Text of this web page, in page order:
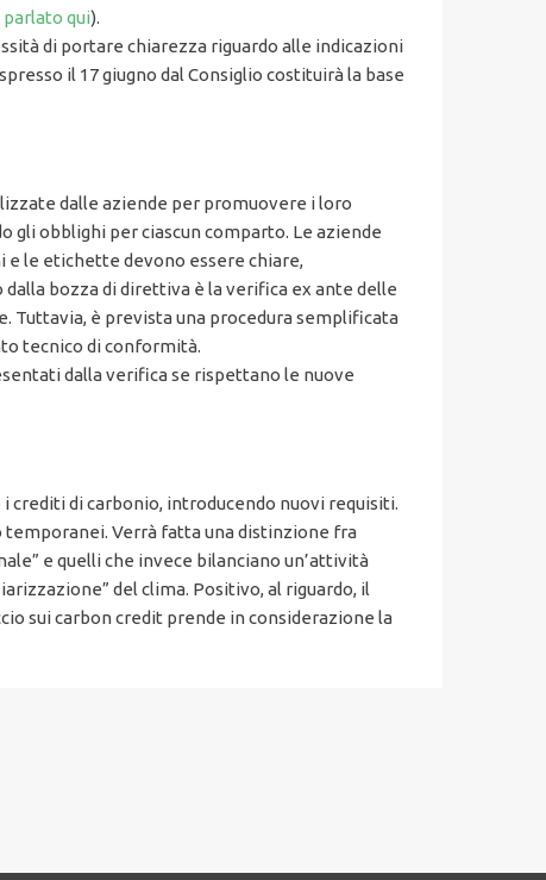
parlato qui).
di portare chiarezza riguardo alle indicazioni
il 17 giugno dal Consiglio costituirà la base
dalle aziende per promuovere i loro
obblighi per ciascun comparto. Le aziende
le etichette devono essere chiare,
bozza di direttiva è la verifica ex ante delle
Tuttavia, è prevista una procedura semplificata
tecnico di conformità.
dalla verifica se rispettano le nuove
di carbonio, introducendo nuovi requisiti.
temporanei. Verrà fatta una distinzione fra
e quelli che invece bilanciano un’attività
del clima. Positivo, al riguardo, il
sui carbon credit prende in considerazione la